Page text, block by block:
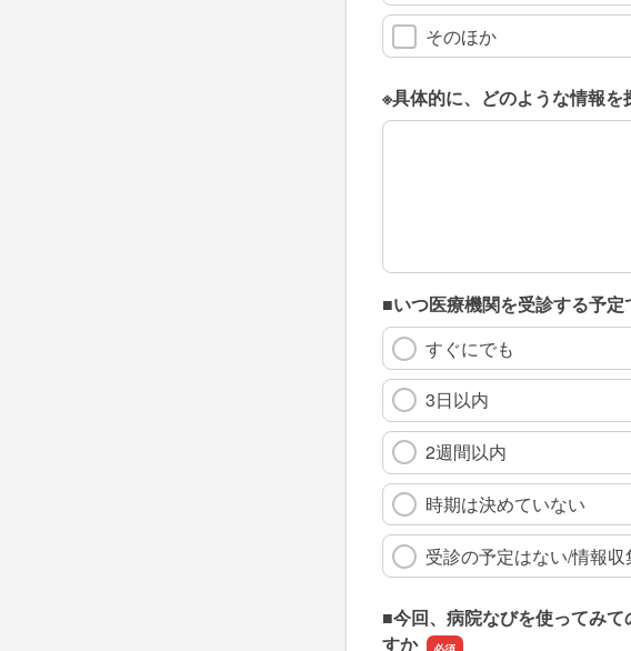
そのほか
※具体的に、どのような情報を
※具体的に、どのような情報を
■いつ医療機関を受診する予定
すぐにでも
3日以内
2週間以内
時期は決めていない
受診の予定はない/情報収
■今回、病院なびを使ってみ
すか